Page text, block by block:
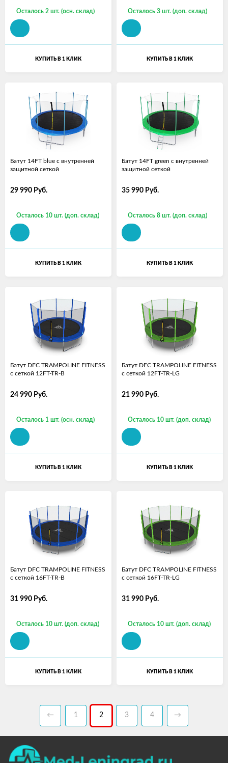
Осталось 2 шт. (осн. склад)
КУПИТЬ В 1 КЛИК
Осталось 3 шт. (доп. склад)
КУПИТЬ В 1 КЛИК
Батут 14FT blue с внутренней
защитной сеткой
29 990 Руб.
Осталось 10 шт. (доп. склад)
КУПИТЬ В 1 КЛИК
Батут 14FT green с внутренней
защитной сеткой
35 990 Руб.
Осталось 8 шт. (доп. склад)
КУПИТЬ В 1 КЛИК
Батут DFC TRAMPOLINE FITNESS
с сеткой 12FT-TR-B
24 990 Руб.
Осталось 1 шт. (осн. склад)
КУПИТЬ В 1 КЛИК
Батут DFC TRAMPOLINE FITNESS
с сеткой 12FT-TR-LG
21 990 Руб.
Осталось 10 шт. (доп. склад)
КУПИТЬ В 1 КЛИК
Батут DFC TRAMPOLINE FITNESS
с сеткой 16FT-TR-B
31 990 Руб.
Осталось 10 шт. (доп. склад)
КУПИТЬ В 1 КЛИК
Батут DFC TRAMPOLINE FITNESS
с сеткой 16FT-TR-LG
31 990 Руб.
Осталось 10 шт. (доп. склад)
КУПИТЬ В 1 КЛИК
← 1 2 3 4 →